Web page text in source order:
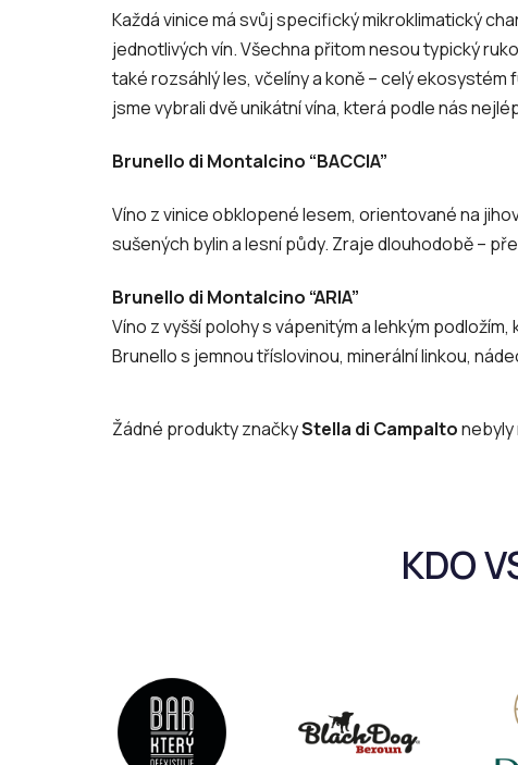
Každá vinice má svůj specifický mikroklimatický
jednotlivých vín. Všechna přitom nesou typický
také rozsáhlý les, včelíny a koně – celý
jsme vybrali dvě unikátní vína, která podle nás
Brunello di Montalcino “BACCIA”
Víno z vinice obklopené lesem, orientované na
sušených bylin a lesní půdy. Zraje dlouhodobě –
Brunello di Montalcino “ARIA”
Víno z vyšší polohy s vápenitým a lehkým
Brunello s jemnou tříslovinou, minerální linkou,
Žádné produkty značkyStella di Campaltonebyly